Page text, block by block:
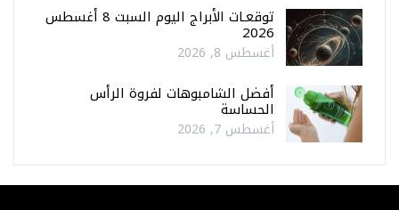
توقعـات الأبراج اليوم السبت 8 أغسطس
2026
أغسطس 8, 2026
أفضل الشامبوهات لفروة الرأس
الحساسة
أغسطس 7, 2026